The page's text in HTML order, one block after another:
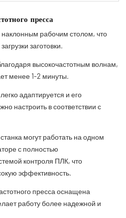
пресса
рабочим столом, что
заготовки.
высокочастотным волнам,
менее 1-2 минуты.
адаптируется и его
настроить в соответствии с
могут работать на одном
с полностью
контроля ПЛК, что
эффективность.
пресса оснащена
работу более надежной и